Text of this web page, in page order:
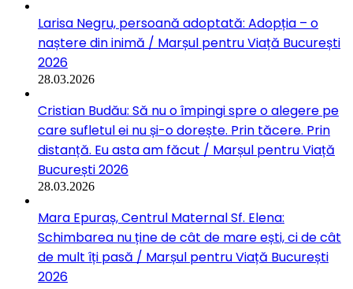
Larisa Negru, persoană adoptată: Adopția – o
naștere din inimă / Marșul pentru Viață București
2026
28.03.2026
Cristian Budău: Să nu o împingi spre o alegere pe
care sufletul ei nu și-o dorește. Prin tăcere. Prin
distanță. Eu asta am făcut / Marșul pentru Viață
București 2026
28.03.2026
Mara Epuraș, Centrul Maternal Sf. Elena:
Schimbarea nu ține de cât de mare ești, ci de cât
de mult îți pasă / Marșul pentru Viață București
2026